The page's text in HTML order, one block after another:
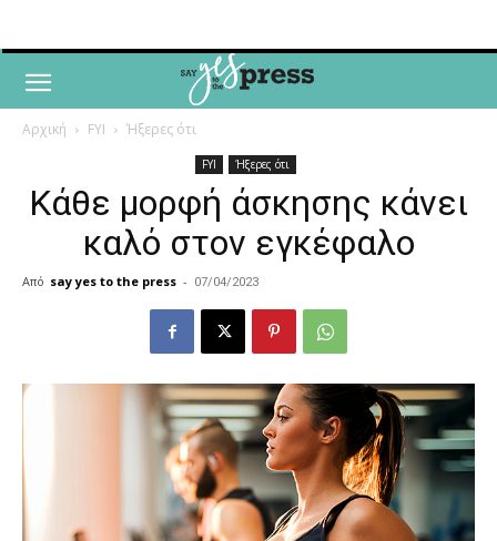
Αρχική FYI Ήξερες ότι
FYI Ήξερες ότι
Κάθε μορφή άσκησης κάνει
καλό στον εγκέφαλο
Από say yes to the press - 07/04/2023